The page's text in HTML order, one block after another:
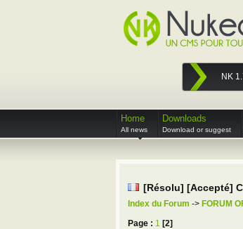
NK
Home
All news
Downloads
Download or suggest
[Résolu] [Accepté]
Index du Forum -> FORUM
Page : 1 [2]